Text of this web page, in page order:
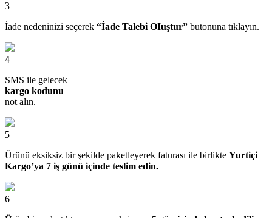
3
İade nedeninizi seçerek “İade Talebi OIuştur” butonuna tıklayın.
4
SMS ile gelecek
kargo kodunu
not alın.
5
Ürünü eksiksiz bir şekilde paketleyerek faturası ile birlikte Yurtiçi
Kargo’ya 7 iş günü içinde teslim edin.
6